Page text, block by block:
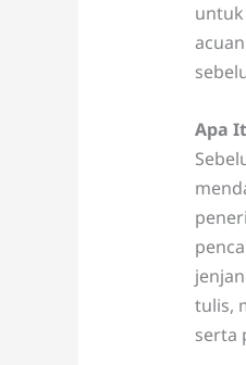
untuk
Apa
tulis,
serta